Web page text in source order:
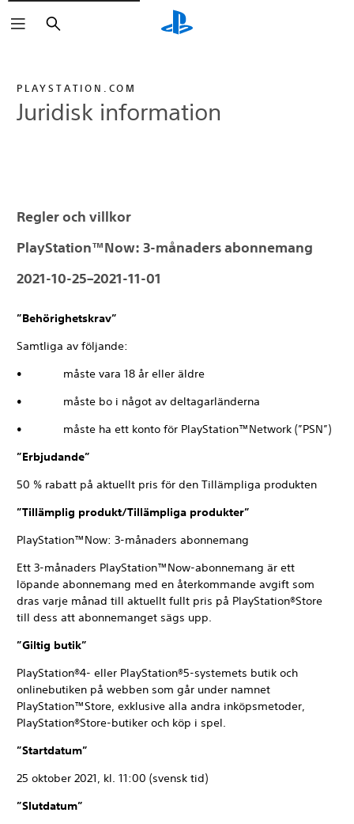
Sök
PLAYSTATION.COM
Juridisk information
Regler och villkor
PlayStation™Now: 3-månaders abonnemang
2021-10-25–2021-11-01
”Behörighetskrav”
Samtliga av följande:
• måste vara 18 år eller äldre
• måste bo i något av deltagarländerna
• måste ha ett konto för PlayStation™Network (”PSN”)
”Erbjudande”
50 % rabatt på aktuellt pris för den Tillämpliga produkten
”Tillämplig produkt/Tillämpliga produkter”
PlayStation™Now: 3-månaders abonnemang
Ett 3-månaders PlayStation™Now-abonnemang är ett
löpande abonnemang med en återkommande avgift som
dras varje månad till aktuellt fullt pris på PlayStation®Store
till dess att abonnemanget sägs upp.
”Giltig butik”
PlayStation®4- eller PlayStation®5-systemets butik och
onlinebutiken på webben som går under namnet
PlayStation™Store, exklusive alla andra inköpsmetoder,
PlayStation®Store-butiker och köp i spel.
”Startdatum”
25 oktober 2021, kl. 11:00 (svensk tid)
”Slutdatum”